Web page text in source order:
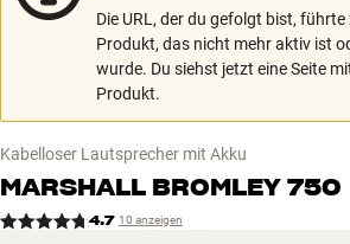
Surround
Systeme
Kabel
Die URL, der du gefolgt bist,
Produkt, das nicht mehr aktiv ist
wurde. Du siehst jetzt eine Seite
Produkt.
Kabelloser Lautsprecher mit Akku
MARSHALL BROMLEY 750
4.7 10 anzeigen